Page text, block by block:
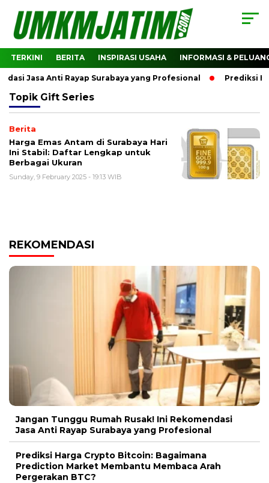
TERKINI BERITA INSPIRASI USAHA INFORMASI &
Jasa Anti Rayap Surabaya yang Profesional Prediksi
Topik Gift Series
Berita
Harga Emas Antam di Surabaya Hari
Ini Stabil: Daftar Lengkap untuk
Berbagai Ukuran
Sunday, 9 February 2025 - 19:13 WIB
REKOMENDASI
Jangan Tunggu Rumah Rusak! Ini Rekomendasi
Jasa Anti Rayap Surabaya yang Profesional
Prediksi Harga Crypto Bitcoin: Bagaimana
Prediction Market Membantu Membaca Arah
Pergerakan BTC?